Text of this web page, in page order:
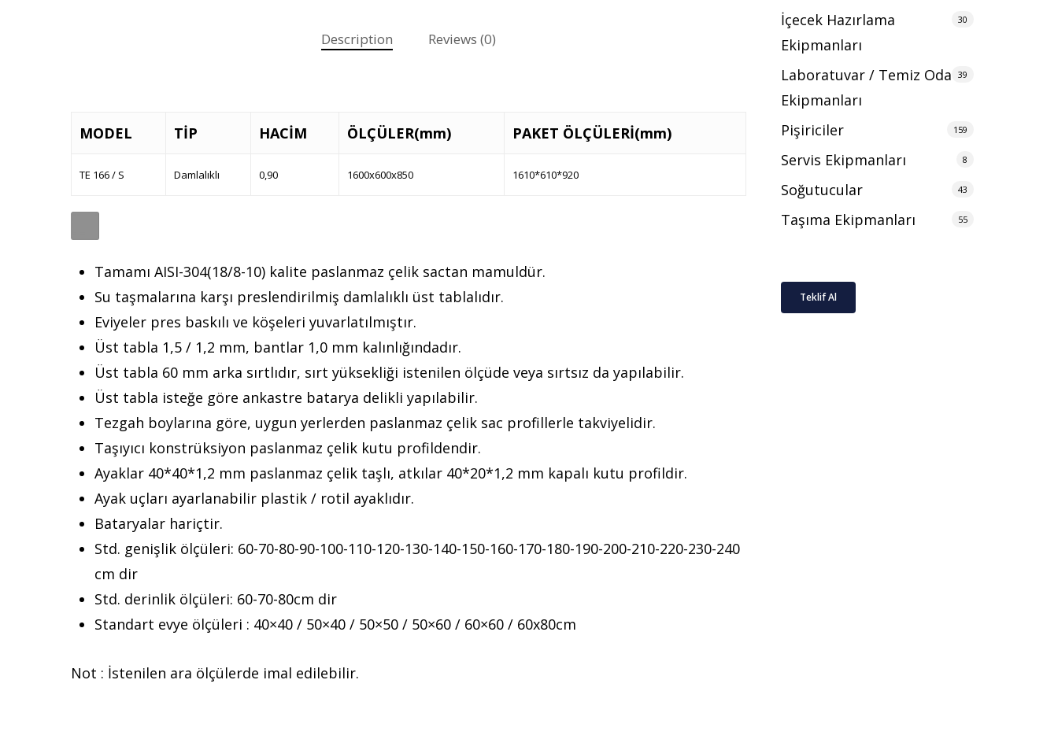
Description Reviews (0)
MODEL TİP HACİM ÖLÇÜLER(mm) PAKET ÖLÇÜLERİ(mm)
TE 166 / S Damlalıklı 0,90 1600x600x850 1610*610*920
Tamamı AISI-304(18/8-10) kalite paslanmaz çelik sactan mamuldür.
Su taşmalarına karşı preslendirilmiş damlalıklı üst tablalıdır.
Eviyeler pres baskılı ve köşeleri yuvarlatılmıştır.
Üst tabla 1,5 / 1,2 mm, bantlar 1,0 mm kalınlığındadır.
Üst tabla 60 mm arka sırtlıdır, sırt yüksekliği istenilen ölçüde veya sırtsız da yapılabilir.
Üst tabla isteğe göre ankastre batarya delikli yapılabilir.
Tezgah boylarına göre, uygun yerlerden paslanmaz çelik sac profillerle takviyelidir.
Taşıyıcı konstrüksiyon paslanmaz çelik kutu profildendir.
Ayaklar 40*40*1,2 mm paslanmaz çelik taşlı, atkılar 40*20*1,2 mm kapalı kutu profildir.
Ayak uçları ayarlanabilir plastik / rotil ayaklıdır.
Bataryalar hariçtir.
Std. genişlik ölçüleri: 60-70-80-90-100-110-120-130-140-150-160-170-180-190-200-210-220-230-240
cm dir
Std. derinlik ölçüleri: 60-70-80cm dir
Standart evye ölçüleri : 40×40 / 50×40 / 50×50 / 50×60 / 60×60 / 60x80cm
Not : İstenilen ara ölçülerde imal edilebilir.
İçecek Hazırlama
Ekipmanları
30
Laboratuvar / Temiz Oda
Ekipmanları
39
Pişiriciler 159
Servis Ekipmanları 8
Soğutucular 43
Taşıma Ekipmanları 55
Teklif Al